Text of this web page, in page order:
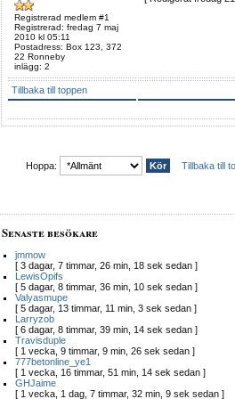
Registrerad medlem #1
Registrerad: fredag 7 maj
2010 kl 05:11
Postadress: Box 123, 372
22 Ronneby
inlägg: 2
Tillbaka till toppen
Hoppa: Tillbaka till
Senaste besökare
jmmow
[ 3 dagar, 7 timmar, 26 min, 18 sek sedan ]
LewisOpifs
[ 5 dagar, 8 timmar, 36 min, 10 sek sedan ]
Valyasmupe
[ 5 dagar, 13 timmar, 11 min, 3 sek sedan ]
Larryzob
[ 6 dagar, 8 timmar, 39 min, 14 sek sedan ]
Travisduple
[ 1 vecka, 9 timmar, 9 min, 26 sek sedan ]
777betonline_ye1
[ 1 vecka, 16 timmar, 51 min, 14 sek sedan ]
GHJaime
[ 1 vecka, 1 dag, 7 timmar, 32 min, 9 sek sedan ]